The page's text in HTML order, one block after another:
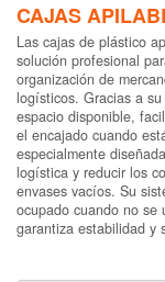
CAJAS
Las cajas de plástico
solución profesional
organización de
logísticos. Gracias a
espacio disponible,
el encajado cuando
especialmente
logística y reducir los
envases vacíos. Su
ocupado cuando no se
garantiza estabilidad y